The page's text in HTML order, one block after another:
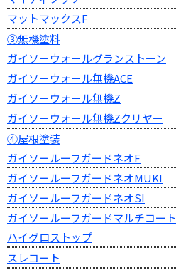
マットマックスF
③無機塗料
ガイソーウォールグランストーン
ガイソーウォール無機ACE
ガイソーウォール無機Z
ガイソーウォール無機Zクリヤー
④屋根塗装
ガイソールーフガードネオF
ガイソールーフガードネオMUKI
ガイソールーフガードネオSI
ガイソールーフガードマルチコート
ハイグロストップ
スレコート